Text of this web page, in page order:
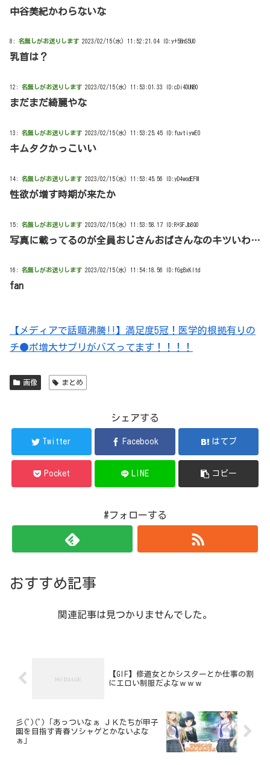
中谷美紀かわらないな
8: 名無しがお送りします 2023/02/15(水) 11:52:21.04 ID:y+5BnS5U0
乳首は？
12: 名無しがお送りします 2023/02/15(水) 11:53:01.33 ID:cDi4DUNB0
まだまだ綺麗やな
13: 名無しがお送りします 2023/02/15(水) 11:53:25.45 ID:fuvtiywE0
キムタクかっこいい
14: 名無しがお送りします 2023/02/15(水) 11:53:45.56 ID:yD4wodEFM
性欲が増す時期が来たか
15: 名無しがお送りします 2023/02/15(水) 11:53:58.17 ID:R+SFJb8Q0
写真に載ってるのが全員おじさんおばさんなのキツいわ…
16: 名無しがお送りします 2023/02/15(水) 11:54:18.56 ID:fGgBxKltd
fan
【メディアで話題沸騰!!】満足度5冠！医学的根拠有りの
チ●ポ増大サプリがバズってます！！！！
画像 まとめ
シェアする
Twitter Facebook はてブ
Pocket LINE コピー
#フォローする
おすすめ記事
関連記事は見つかりませんでした。
【GIF】修道女とかシスターとか仕事の割
にエロい制服だよなｗｗｗ
彡(ﾟ)(ﾟ)「あっついなぁ ＪＫたちが甲子
園を目指す青春ソシャゲとかないよな
ぁ」